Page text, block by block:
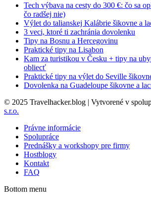
Tech výbava na cesty do 300 €: čo sa
čo radšej nie)
Výlet do talianskej Kalábrie šikovne a
3 veci, ktoré ti zachránia dovolenku
Tipy na Bosnu a Hercegovinu
Praktické tipy na Lisabon
Kam za turistikou v Česku + tipy na
obliecť
Praktické tipy na výlet do Seville
Dovolenka na Guadeloupe šikovne a
© 2025 Travelhacker.blog | Vytvorené v
s.r.o.
Právne informácie
Spolupráce
Prednášky a workshopy pre firmy
Hostblogy
Kontakt
FAQ
Bottom menu